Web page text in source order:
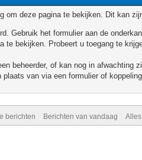
om deze pagina te bekijken. Dit kan
Gebruik het formulier aan de
te bekijken. Probeert u toegang te
beheerder, of kan nog in afwachting
van via een formulier of
berichten Berichten van vandaag